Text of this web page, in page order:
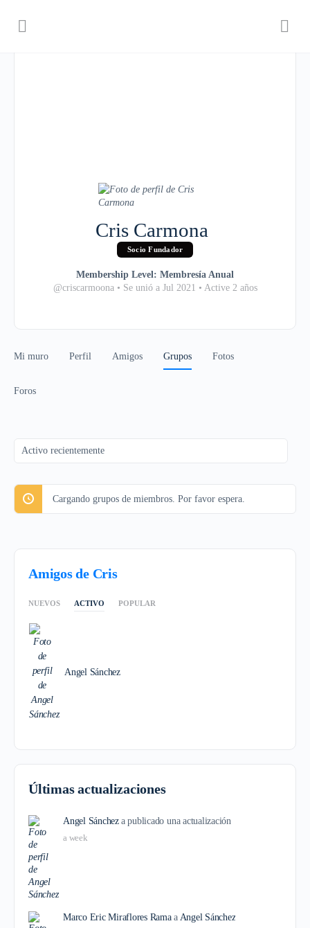
Cris Carmona
Socio Fundador
Membership Level: Membresía Anual
@criscarmoona • Se unió a Jul 2021 • Active 2 años
Mi muro Perfil Amigos Grupos Fotos
Foros
Ordenar
por:
Cargando grupos de miembros. Por favor espera.
Amigos de Cris
NUEVOS ACTIVO POPULAR
Angel Sánchez
Últimas actualizaciones
Angel Sánchez a publicado una actualización
a week
Marco Eric Miraflores Rama a Angel Sánchez